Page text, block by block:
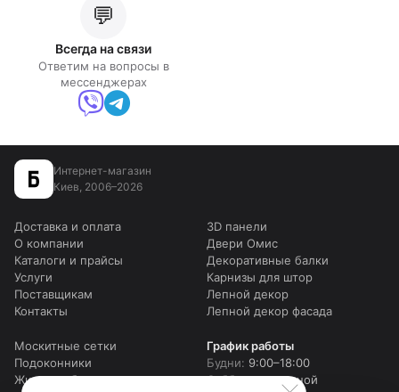
💬
Всегда на связи
Ответим на вопросы в
мессенджерах
Интернет-магазин
Киев, 2006–2026
Доставка и оплата
О компании
Каталоги и прайсы
Услуги
Поставщикам
Контакты
3D панели
Двери Омис
Декоративные балки
Карнизы для штор
Лепной декор
Лепной декор фасада
Москитные сетки
Подоконники
Жидкие обои
График работы
Будни: 9:00–18:00
Суббота:выходной